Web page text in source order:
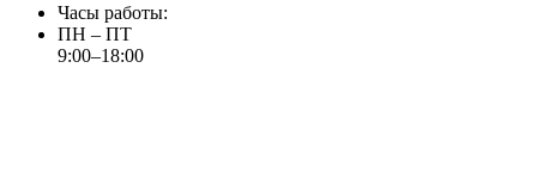
Часы работы:
ПН – ПТ
9:00–18:00